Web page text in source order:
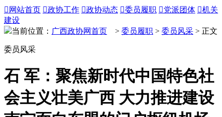
 网站首页 政协工作 政协动态 委员履职 党派团体 机关
建设
当前位置： 广西政协网首页 > 委员履职 > 委员风采 > 正文
委员风采
石 军：聚焦新时代中国特色社
会主义壮美广西 大力推进建设